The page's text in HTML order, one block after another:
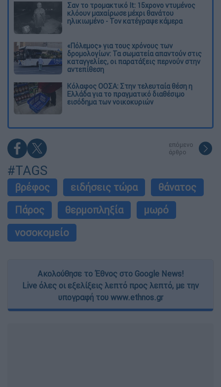
Σαν το τρομακτικό It: 15χρονο ντυμένος
κλόουν μαχαίρωσε μέχρι θανάτου
ηλικιωμένο - Τον κατέγραψε κάμερα
«Πόλεμος» για τους χρόνους των
δρομολογίων: Τα σωματεία απαντούν στις
καταγγελίες, οι παρατάξεις περνούν στην
αντεπίθεση
Κόλαφος ΟΟΣΑ: Στην τελευταία θέση η
Ελλάδα για το πραγματικό διαθέσιμο
εισόδημα των νοικοκυριών
επόμενο
άρθρο
#TAGS
βρέφος ειδήσεις τώρα
θάνατος
Πάρος
θερμοπληξία
μωρό
νοσοκομείο
Ακολούθησε το Έθνος στο Google News!
Live όλες οι εξελίξεις λεπτό προς λεπτό, με την
υπογραφή του www.ethnos.gr